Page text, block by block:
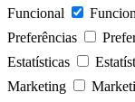
Funcional
Preferências
Estatísticas
Marketing